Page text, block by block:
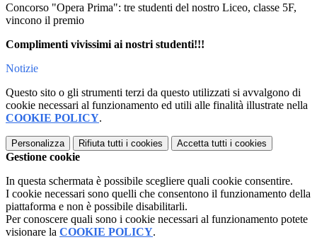
Concorso "Opera Prima": tre studenti del nostro Liceo, classe 5F,
vincono il premio
Complimenti vivissimi ai nostri studenti!!!
Notizie
Questo sito o gli strumenti terzi da questo utilizzati si avvalgono di
cookie necessari al funzionamento ed utili alle finalità illustrate nella
COOKIE POLICY.
Personalizza Rifiuta tutti i cookies Accetta tutti i cookies
Gestione cookie
In questa schermata è possibile scegliere quali cookie consentire.
I cookie necessari sono quelli che consentono il funzionamento della
piattaforma e non è possibile disabilitarli.
Per conoscere quali sono i cookie necessari al funzionamento potete
visionare la COOKIE POLICY.